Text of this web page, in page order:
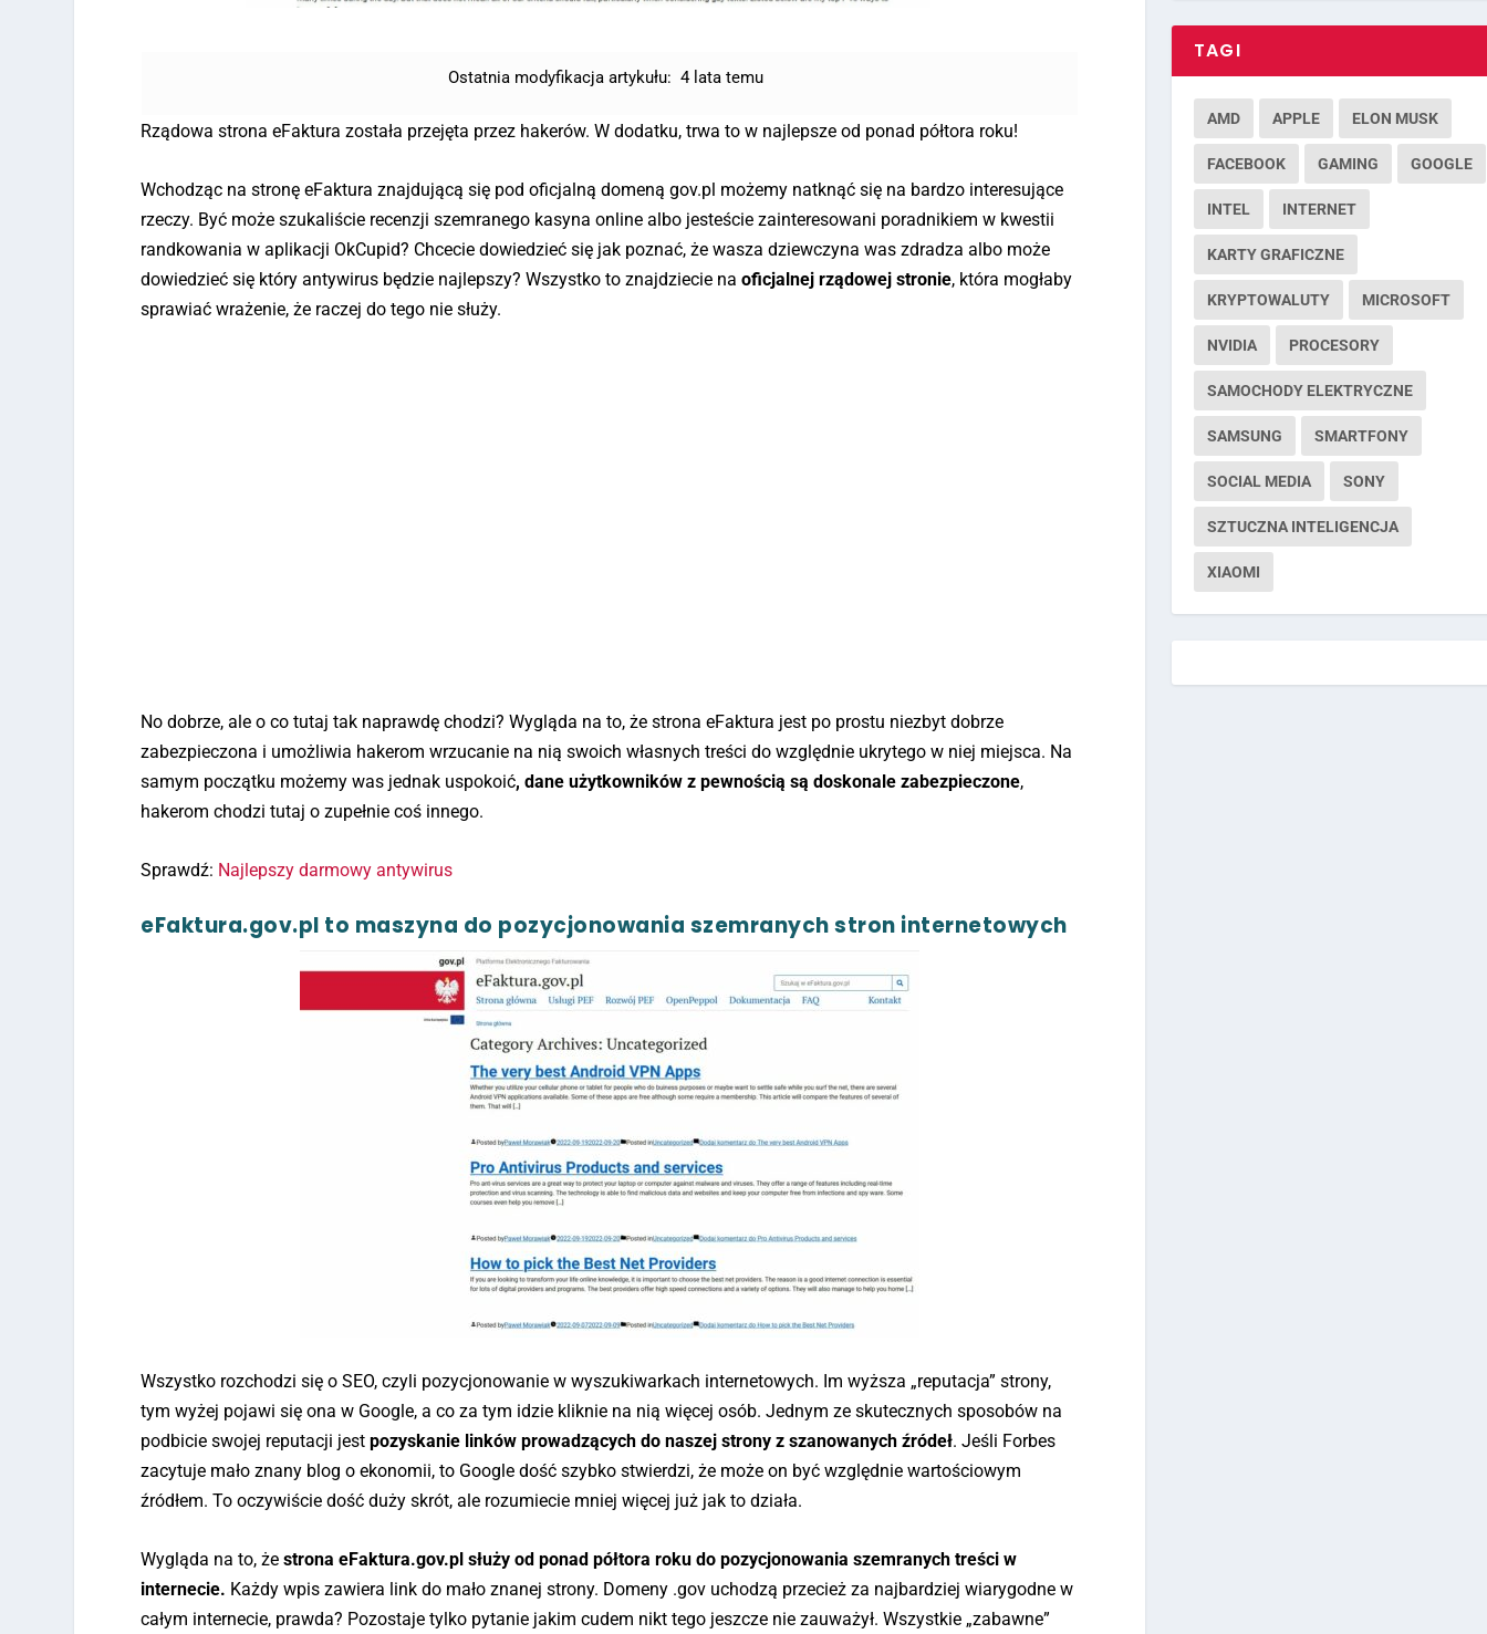
Ostatnia modyfikacja artykułu: 4 lata temu
Rządowa strona eFaktura została przejęta przez hakerów. W dodatku, trwa to w najlepsze od ponad półtora roku!
Wchodząc na stronę eFaktura znajdującą się pod oficjalną domeną gov.pl możemy natknąć się na bardzo interesujące
rzeczy. Być może szukaliście recenzji szemranego kasyna online albo jesteście zainteresowani poradnikiem w kwestii
randkowania w aplikacji OkCupid? Chcecie dowiedzieć się jak poznać, że wasza dziewczyna was zdradza albo może
dowiedzieć się który antywirus będzie najlepszy? Wszystko to znajdziecie naoficjalnej rządowej stronie, która mogłaby
sprawiać wrażenie, że raczej do tego nie służy.
No dobrze, ale o co tutaj tak naprawdę chodzi? Wygląda na to, że strona eFaktura jest po prostu niezbyt dobrze
zabezpieczona i umożliwia hakerom wrzucanie na nią swoich własnych treści do względnie ukrytego w niej miejsca. Na
samym początku możemy was jednak uspokoić, dane użytkowników z pewnością są doskonale zabezpieczone,
hakerom chodzi tutaj o zupełnie coś innego.
Sprawdź: Najlepszy darmowy antywirus
eFaktura.gov.pl to maszyna do pozycjonowania szemranych stron internetowych
Wszystko rozchodzi się o SEO, czyli pozycjonowanie w wyszukiwarkach internetowych. Im wyższa „reputacja” strony,
tym wyżej pojawi się ona w Google, a co za tym idzie kliknie na nią więcej osób. Jednym ze skutecznych sposobów na
podbicie swojej reputacji jestpozyskanie linków prowadzących do naszej strony z szanowanych źródeł. Jeśli Forbes
zacytuje mało znany blog o ekonomii, to Google dość szybko stwierdzi, że może on być względnie wartościowym
źródłem. To oczywiście dość duży skrót, ale rozumiecie mniej więcej już jak to działa.
Wygląda na to, żestrona eFaktura.gov.pl służy od ponad półtora roku do pozycjonowania szemranych treści w
internecie. Każdy wpis zawiera link do mało znanej strony. Domeny .gov uchodzą przecież za najbardziej wiarygodne w
całym internecie, prawda? Pozostaje tylko pytanie jakim cudem nikt tego jeszcze nie zauważył. Wszystkie „zabawne”
TAGI
AMD APPLE ELON MUSK
FACEBOOK GAMING GOOGLE
INTEL INTERNET
KARTY GRAFICZNE
KRYPTOWALUTY MICROSOFT
NVIDIA PROCESORY
SAMOCHODY ELEKTRYCZNE
SAMSUNG SMARTFONY
SOCIAL MEDIA SONY
SZTUCZNA INTELIGENCJA
XIAOMI